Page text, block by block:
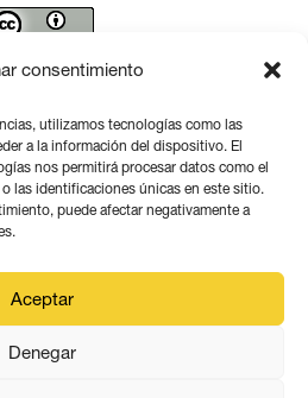
consentimiento
utilizamos tecnologías como las
a la información del dispositivo. El
nos permitirá procesar datos como el
las identificaciones únicas en este sitio.
puede afectar negativamente a
Aceptar
Denegar
licencia de Creative Commons
por correo
Aviso legal
de privacidad